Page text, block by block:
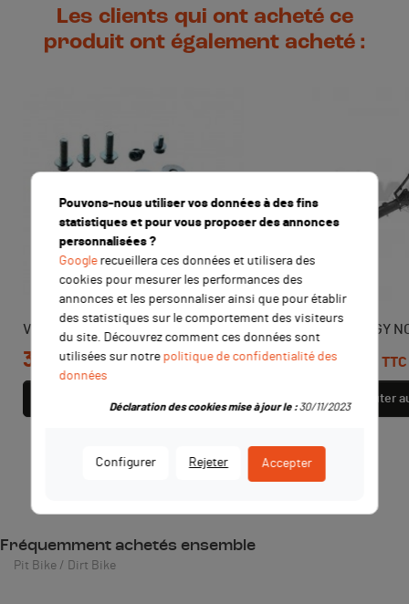
Les clients qui ont acheté ce
produit ont également acheté :
Visserie kit plastique YCF
Prix
3,00 € TTC
Cadre YCF BIGY
Prix
349,00 € TTC
Ajouter
Fréquemment achetés ensemble
Pit Bike / Dirt Bike
Pouvons-nous utiliser vos données à des fins
statistiques et pour vous proposer des annonces
personnalisées ?
Googlerecueillera ces données et utilisera des
cookies pour mesurer les performances des
annonces et les personnaliser ainsi que pour établir
des statistiques sur le comportement des visiteurs
du site. Découvrez comment ces données sont
utilisées sur notre politique de confidentialité des
données
Configurer Rejeter Accepter
Déclaration des cookies mise à jour le :30/11/2023